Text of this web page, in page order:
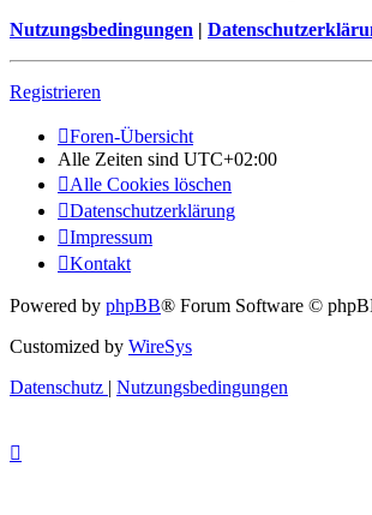
Nutzungsbedingungen |
Registrieren
Foren-Übersicht
Alle Zeiten sind UTC+02:00
Alle Cookies löschen
Datenschutzerklärung
Impressum
Kontakt
Powered by phpBB® Forum Software ©
Customized by WireSys
Datenschutz | Nutzungsbedingungen